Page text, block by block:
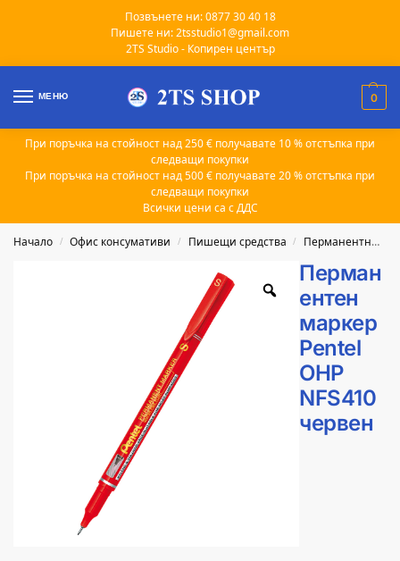
Позвънете ни: 0877 30 40 18
Пишете ни: 2tsstudio1@gmail.com
2TS Studio - Копирен център
МЕНЮ 0
При поръчка на стойност над 250 € получавате 10 % отстъпка при
следващи покупки
При поръчка на стойност над 500 € получавате 20 % отстъпка при
следващи покупки
Всички цени са с ДДС
Начало / Офис консумативи / Пишещи средства / Перманентни маркери
Перман
ентен
маркер
Pentel
OHP
NFS410
червен